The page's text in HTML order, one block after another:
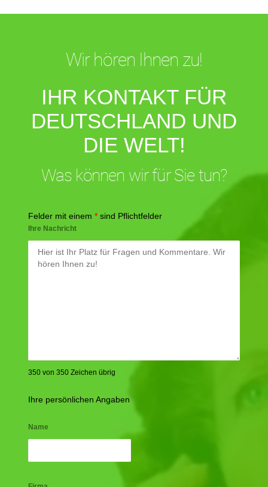
Wir hören Ihnen zu!
IHR KONTAKT FÜR
DEUTSCHLAND UND
DIE WELT!
Was können wir für Sie tun?
Felder mit einem * sind Pflichtfelder
Ihre Nachricht
350 von 350 Zeichen übrig
Ihre persönlichen Angaben
Name